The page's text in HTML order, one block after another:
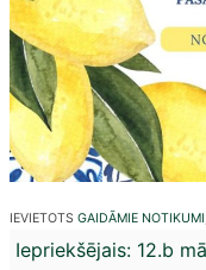
IEVIETOTS GAIDĀMIE NOTIKUMI
Ziņu
Iepriekšējais: 12.b